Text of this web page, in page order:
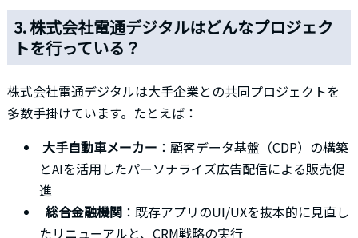
3. 株式会社電通デジタルはどんなプロジェク
トを行っている？
株式会社電通デジタルは大手企業との共同プロジェクトを
多数手掛けています。たとえば：
大手自動車メーカー ：顧客データ基盤（CDP）の構築
とAIを活用したパーソナライズ広告配信による販売促
進
総合金融機関：既存アプリのUI/UXを抜本的に見直し
たリニューアルと、CRM戦略の実行